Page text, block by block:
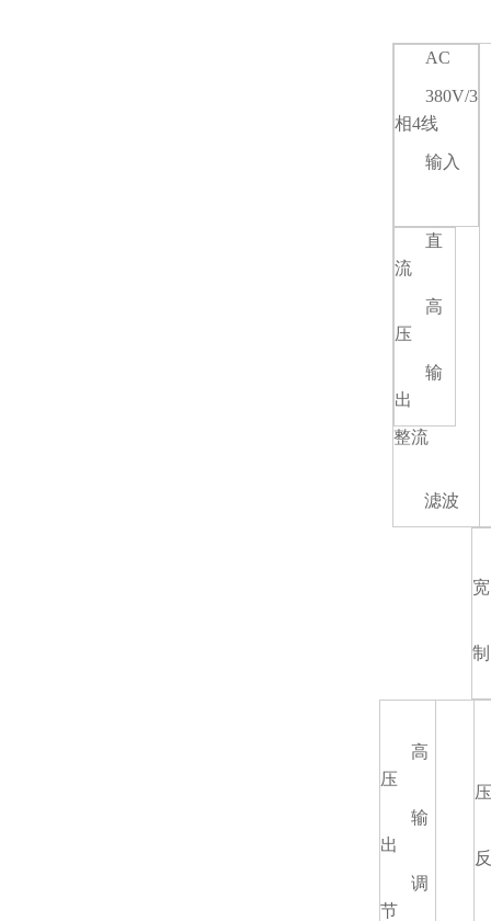
AC
380V/3
相4线
输入
直
流
高
压
输
出
整流
滤波
宽
制
高
压
输
出
调
节